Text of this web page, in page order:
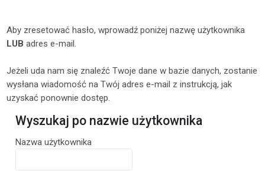
Aby zresetować hasło, wprowadź poniżejnazwę użytkownika
LUB adres e-mail
Jeżeli uda nam się znaleźć Twoje dane w bazie danych, zostanie
wysłana wiadomość na Twój adres e-mail z instrukcją, jak
uzyskać ponownie dostęp.
Wyszukaj po nazwie użytkownika
Wyszukaj po nazwie użytkownika
Nazwa użytkownika